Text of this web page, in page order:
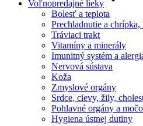
Voľnopredajné lieky
Bolesť a teplota
Prechladnutie a chrípka,
Tráviaci trakt
Vitamíny a minerály
Imunitný systém a
Nervová sústava
Koža
Zmyslové orgány
Srdce, cievy, žily,
Pohlavné orgány a
Hygiena ústnej dutiny